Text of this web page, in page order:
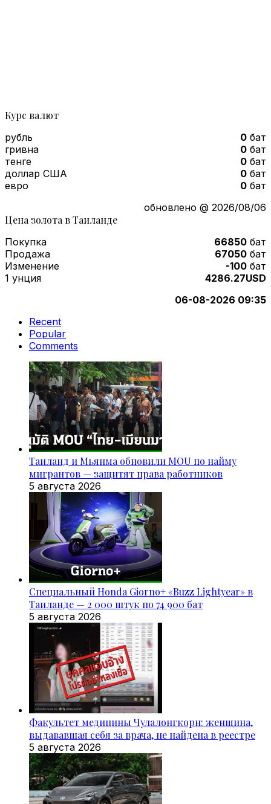
Курс валют
рубль 0 бат
гривна
0 бат
тенге
0 бат
доллар США
0 бат
евро
0 бат
обновлено @ 2026/08/06
Цена золота в Таиланде
Покупка 66850 бат
Продажа
67050 бат
Изменение
-100 бат
1 унция
4286.27USD
06-08-2026 09:35
Recent
Popular
Comments
Таиланд и Мьянма обновили MOU по найму
мигрантов — защитят права работников
5 августа 2026
Специальный Honda Giorno+ «Buzz Lightyear» в
Таиланде — 2 000 штук по 74 900 бат
5 августа 2026
Факультет медицины Чулалонгкорн: женщина,
выдававшая себя за врача, не найдена в реестре
5 августа 2026